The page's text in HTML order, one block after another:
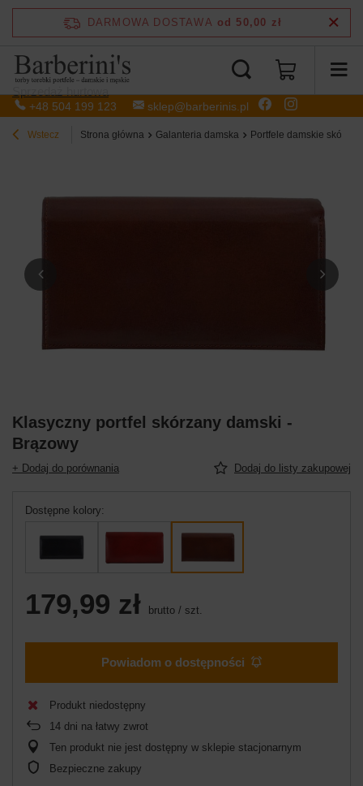
+48 504 199 123 sklep@barberinis.pl
DARMOWA DOSTAWA od 50,00 zł
Wstecz Strona główna Galanteria damska Portfele damskie
Klasyczny portfel skórzany damski -
Brązowy
+ Dodaj do porównania Dodaj do listy zakupowej
Dostępne kolory
179,99 zł brutto / szt.
Powiadom o dostępności
Produkt niedostępny
14 dni na łatwy zwrot
Ten produkt nie jest dostępny w sklepie stacjonarnym
Bezpieczne zakupy